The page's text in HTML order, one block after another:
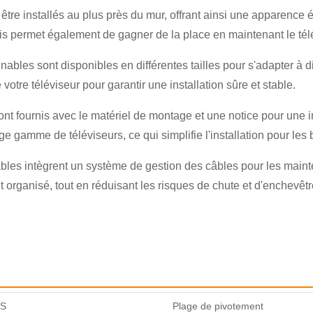
installés au plus près du mur, offrant ainsi une
permet également de gagner de la place en maintenant le
sont disponibles en différentes tailles pour s'adapter à
téléviseur pour garantir une installation sûre et stable.
fournis avec le matériel de montage et une notice pour
gamme de téléviseurs, ce qui simplifie l'installation pour les
intègrent un système de gestion des câbles pour les
tout en réduisant les risques de chute et
Plage de pivotement
×
VÉRIFIEZ VOTRE IDENTITÉ
×
SOUMETTRE UNE DEMANDE